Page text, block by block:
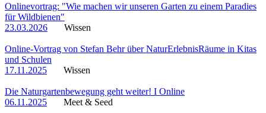
Onlinevortrag: "Wie machen wir unseren Garten zu einem Paradies
für Wildbienen"
23.03.2026
Wissen
Online-Vortrag von Stefan Behr über NaturErlebnisRäume in Kitas
und Schulen
17.11.2025
Wissen
Die Naturgartenbewegung geht weiter! I Online
06.11.2025
Meet & Seed